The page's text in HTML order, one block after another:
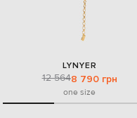
LYNYER
12 5648 790 грн
one size